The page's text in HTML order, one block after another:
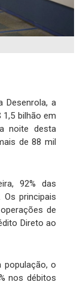
Desenrola, a
1,5 bilhão em
noite desta
de 88 mil
92% das
principais
de
Direto ao
população, o
nos débitos